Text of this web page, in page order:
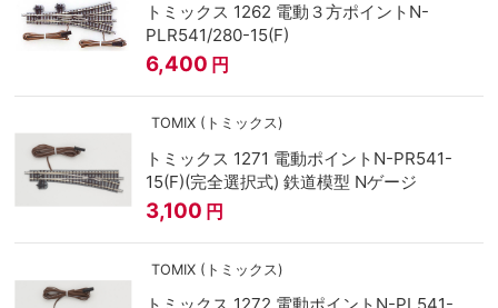
トミックス 1262 電動３方ポイントN-
PLR541/280-15(F)
6,400 円
TOMIX (トミックス)
トミックス 1271 電動ポイントN-PR541-
15(F)(完全選択式) 鉄道模型 Nゲージ
3,100 円
TOMIX (トミックス)